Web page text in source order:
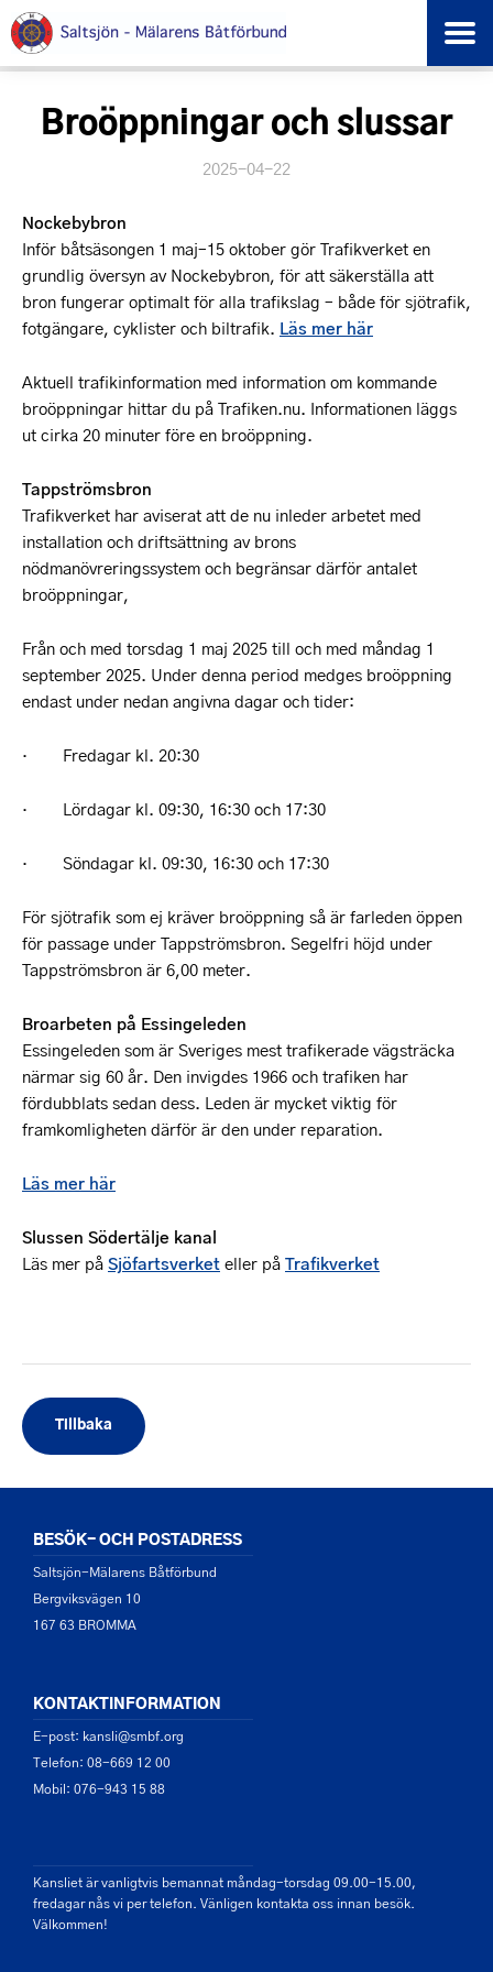
Broöppningar och slussar
2025-04-22
Nockebybron
Inför båtsäsongen 1 maj–15 oktober gör Trafikverket en
grundlig översyn av Nockebybron, för att säkerställa att
bron fungerar optimalt för alla trafikslag – både för sjötrafik,
fotgängare, cyklister och biltrafik. Läs mer här
Aktuell trafikinformation med information om kommande
broöppningar hittar du på Trafiken.nu. Informationen läggs
ut cirka 20 minuter före en broöppning.
Tappströmsbron
Trafikverket har aviserat att de nu inleder arbetet med
installation och driftsättning av brons
nödmanövreringssystem och begränsar därför antalet
broöppningar,
Från och med torsdag 1 maj 2025 till och med måndag 1
september 2025. Under denna period medges broöppning
endast under nedan angivna dagar och tider:
· Fredagar kl. 20:30
· Lördagar kl. 09:30, 16:30 och 17:30
· Söndagar kl. 09:30, 16:30 och 17:30
För sjötrafik som ej kräver broöppning så är farleden öppen
för passage under Tappströmsbron. Segelfri höjd under
Tappströmsbron är 6,00 meter.
Broarbeten på Essingeleden
Essingeleden som är Sveriges mest trafikerade vägsträcka
närmar sig 60 år. Den invigdes 1966 och trafiken har
fördubblats sedan dess. Leden är mycket viktig för
framkomligheten därför är den under reparation.
Läs mer här
Slussen Södertälje kanal
Läs mer påSjöfartsverketeller påTrafikverket
Tillbaka
BESÖK- OCH POSTADRESS
Saltsjön-Mälarens Båtförbund
Bergviksvägen 10
167 63 BROMMA
KONTAKTINFORMATION
E-post: kansli@smbf.org
Telefon: 08-669 12 00
Mobil: 076-943 15 88
Kansliet är vanligtvis bemannat måndag-torsdag 09.00-15.00,
fredagar nås vi per telefon. Vänligen kontakta oss innan besök.
Välkommen!